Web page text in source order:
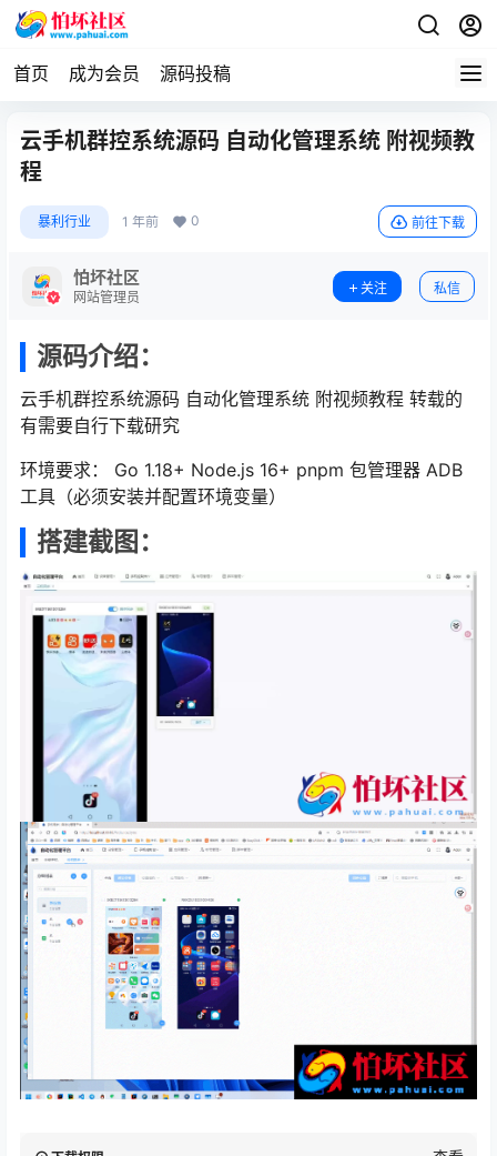
首页 成为会员 源码投稿
云手机群控系统源码 自动化管理系统 附视频教
程
暴利行业 1 年前 0 前往下载
怕坏社区
网站管理员
关注 私信
源码介绍：
云手机群控系统源码 自动化管理系统 附视频教程 转载的
有需要自行下载研究
环境要求： Go 1.18+ Node.js 16+ pnpm 包管理器 ADB
工具（必须安装并配置环境变量）
搭建截图：